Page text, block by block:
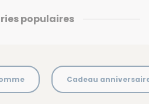
populaires
Cadeau